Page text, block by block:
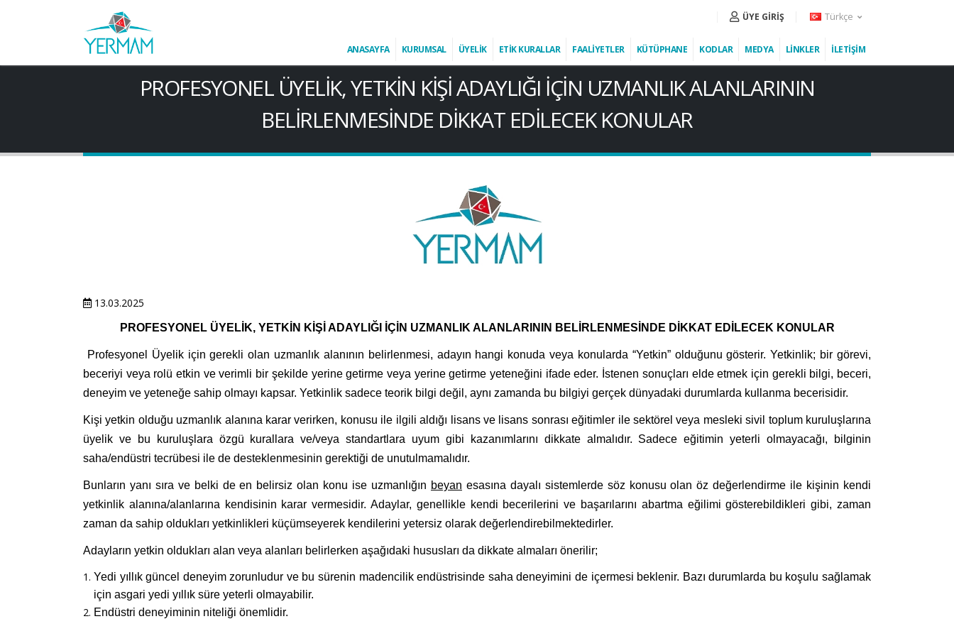
ÜYE GİRİŞ Türkçe
ANASAYFA KURUMSAL ÜYELİK ETİK KURALLAR FAALİYETLER KÜTÜPHANE KODLAR MEDYA LİNKLER İLETİŞİM
PROFESYONEL ÜYELİK, YETKİN KİŞİ ADAYLIĞI İÇİN UZMANLIK ALANLARININ
BELİRLENMESİNDE DİKKAT EDİLECEK KONULAR
13.03.2025
PROFESYONEL ÜYELİK, YETKİN KİŞİ ADAYLIĞI İÇİN UZMANLIK ALANLARININ BELİRLENMESİNDE DİKKAT EDİLECEK KONULAR
Profesyonel Üyelik için gerekli olan uzmanlık alanının belirlenmesi, adayın hangi konuda veya konularda “Yetkin” olduğunu gösterir. Yetkinlik; bir görevi,
beceriyi veya rolü etkin ve verimli bir şekilde yerine getirme veya yerine getirme yeteneğini ifade eder. İstenen sonuçları elde etmek için gerekli bilgi, beceri,
deneyim ve yeteneğe sahip olmayı kapsar. Yetkinlik sadece teorik bilgi değil, aynı zamanda bu bilgiyi gerçek dünyadaki durumlarda kullanma becerisidir.
Kişi yetkin olduğu uzmanlık alanına karar verirken, konusu ile ilgili aldığı lisans ve lisans sonrası eğitimler ile sektörel veya mesleki sivil toplum kuruluşlarına
üyelik ve bu kuruluşlara özgü kurallara ve/veya standartlara uyum gibi kazanımlarını dikkate almalıdır. Sadece eğitimin yeterli olmayacağı, bilginin
saha/endüstri tecrübesi ile de desteklenmesinin gerektiği de unutulmamalıdır.
Bunların yanı sıra ve belki de en belirsiz olan konu ise uzmanlığın beyan esasına dayalı sistemlerde söz konusu olan öz değerlendirme ile kişinin kendi
yetkinlik alanına/alanlarına kendisinin karar vermesidir. Adaylar, genellikle kendi becerilerini ve başarılarını abartma eğilimi gösterebildikleri gibi, zaman
zaman da sahip oldukları yetkinlikleri küçümseyerek kendilerini yetersiz olarak değerlendirebilmektedirler.
Adayların yetkin oldukları alan veya alanları belirlerken aşağıdaki hususları da dikkate almaları önerilir;
Yedi yıllık güncel deneyim zorunludur ve bu sürenin madencilik endüstrisinde saha deneyimini de içermesi beklenir. Bazı durumlarda bu koşulu sağlamak
için asgari yedi yıllık süre yeterli olmayabilir.
Endüstri deneyiminin niteliği önemlidir.